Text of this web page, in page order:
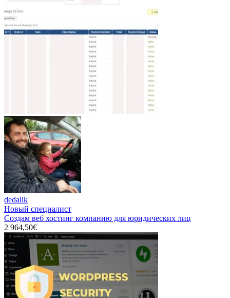
dedalik
Новый специалист
Создам веб хостинг компанию для юридических лиц
2 964,50€